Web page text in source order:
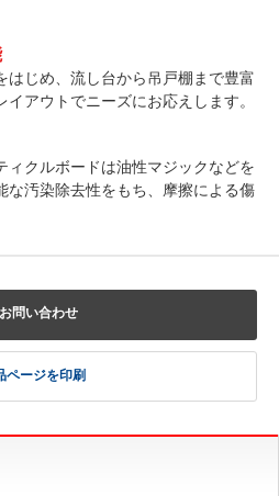
はじめ、流し台から吊戸棚まで豊富
アウトでニーズにお応えします。
ィクルボードは油性マジックなどを
な汚染除去性をもち、摩擦による傷
お問い合わせ
ページを印刷